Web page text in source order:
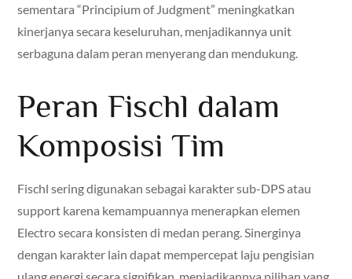
sementara “Principium of Judgment” meningkatkan
kinerjanya secara keseluruhan, menjadikannya unit
serbaguna dalam peran menyerang dan mendukung.
Peran Fischl dalam
Komposisi Tim
Fischl sering digunakan sebagai karakter sub-DPS atau
support karena kemampuannya menerapkan elemen
Electro secara konsisten di medan perang. Sinerginya
dengan karakter lain dapat mempercepat laju pengisian